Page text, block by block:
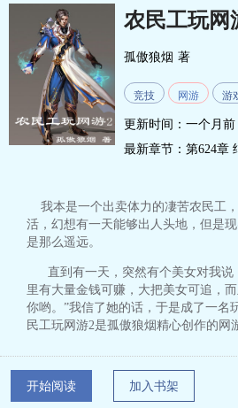
农民工玩网
孤傲狼烟 著
竞技 网游 游
更新时间：一个月前
最新章节： 第624章
我本是一个出卖体力的凄苦农民工
活，幻想有一天能够出人头地，但是
是那么遥远。
直到有一天，突然有个美女对我说
里有大量金钱可赚，大把美女可追，
你哟。”我信了她的话，于是成了一名
民工玩网游2是孤傲狼烟精心创作的网
开始阅读 加入书架